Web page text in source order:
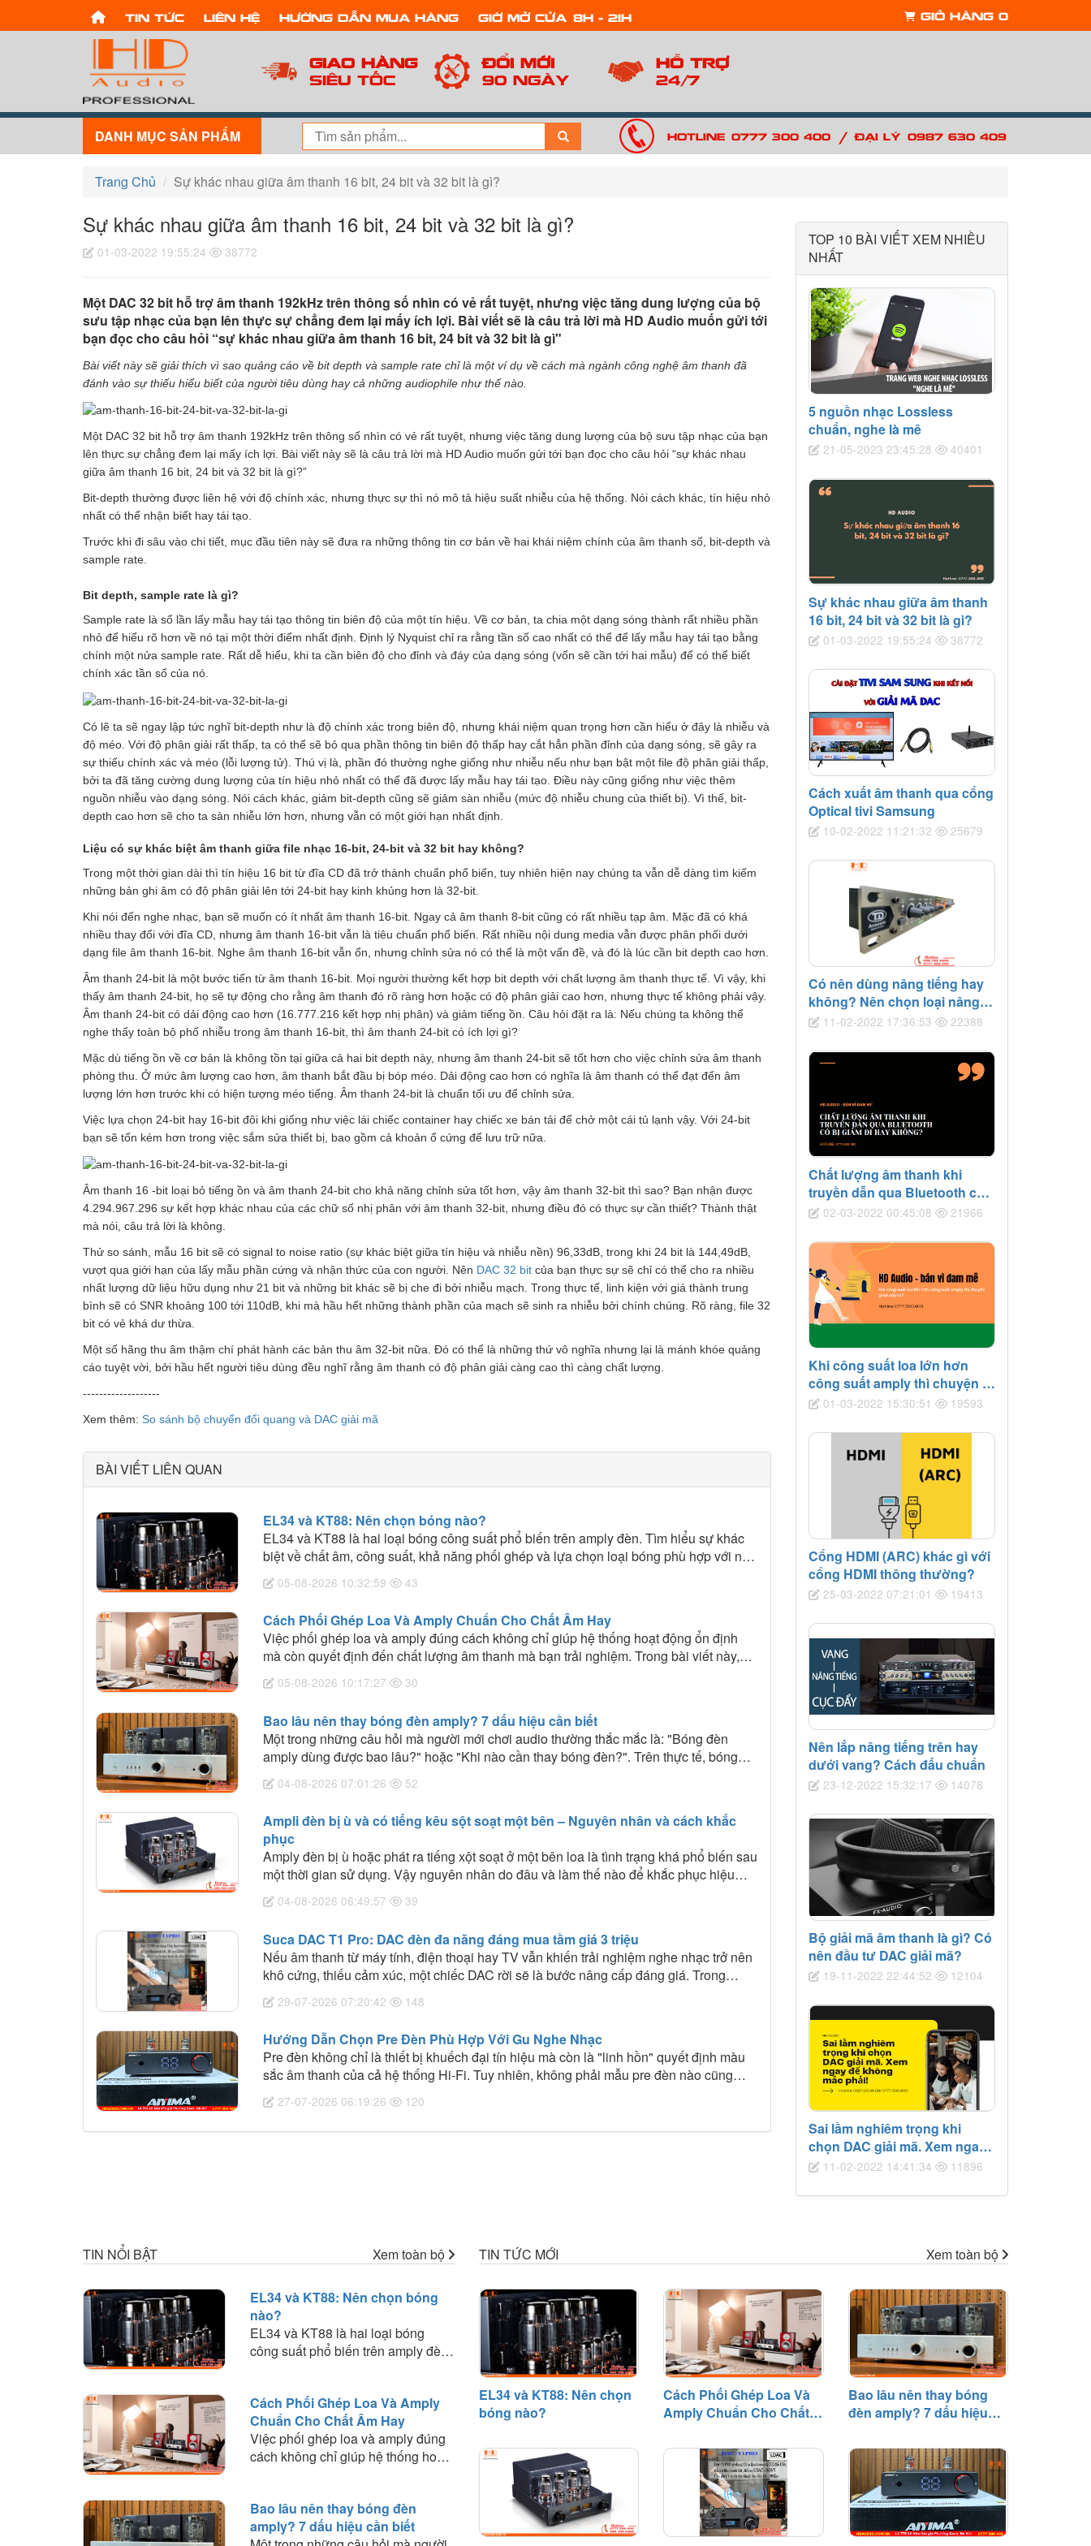
Tin tức Liên hệ Hướng dẫn mua hàng Giờ mở cửa: 8h - 21h Giỏ hàng 0
Giao hàng
Siêu tốc
Đổi mới
90 ngày
Hỗ trợ
24/7
DANH MỤC SẢN PHẨM Hotline: 0777 300 400 / Đại lý: 0987 630 409
Trang Chủ Sự khác nhau giữa âm thanh 16 bit, 24 bit và 32 bit là gì?
Sự khác nhau giữa âm thanh 16 bit, 24 bit và 32 bit là gì?
01-03-2022 19:55:24 38772
Một DAC 32 bit hỗ trợ âm thanh 192kHz trên thông số nhìn có vẻ rất tuyệt, nhưng việc tăng dung lượng của bộ
sưu tập nhạc của bạn lên thực sự chẳng đem lại mấy ích lợi. Bài viết sẽ là câu trả lời mà HD Audio muốn gửi tới
bạn đọc cho câu hỏi “sự khác nhau giữa âm thanh 16 bit, 24 bit và 32 bit là gì"
Bài viết này sẽ giải thích vì sao quảng cáo về bit depth và sample rate chỉ là một ví dụ về cách mà ngành công nghệ âm thanh đã
đánh vào sự thiếu hiểu biết của người tiêu dùng hay cả những audiophile như thế nào.
Một DAC 32 bit hỗ trợ âm thanh 192kHz trên thông số nhìn có vẻ rất tuyệt, nhưng việc tăng dung lượng của bộ sưu tập nhạc của bạn
lên thực sự chẳng đem lại mấy ích lợi. Bài viết này sẽ là câu trả lời mà HD Audio muốn gửi tới bạn đọc cho câu hỏi “sự khác nhau
giữa âm thanh 16 bit, 24 bit và 32 bit là gì?”
Bit-depth thường được liên hệ với độ chính xác, nhưng thực sự thì nó mô tả hiệu suất nhiễu của hệ thống. Nói cách khác, tín hiệu nhỏ
nhất có thể nhận biết hay tái tạo.
Trước khi đi sâu vào chi tiết, mục đầu tiên này sẽ đưa ra những thông tin cơ bản về hai khái niệm chính của âm thanh số, bit-depth và
sample rate.
Bit depth, sample rate là gì?
Sample rate là số lần lấy mẫu hay tái tạo thông tin biên độ của một tín hiệu. Về cơ bản, ta chia một dạng sóng thành rất nhiều phần
nhỏ để hiểu rõ hơn về nó tại một thời điểm nhất định. Định lý Nyquist chỉ ra rằng tần số cao nhất có thể để lấy mẫu hay tái tạo bằng
chính một nửa sample rate. Rất dễ hiểu, khi ta cần biên độ cho đỉnh và đáy của dạng sóng (vốn sẽ cần tới hai mẫu) để có thể biết
chính xác tần số của nó.
Có lẽ ta sẽ ngay lập tức nghĩ bit-depth như là độ chính xác trong biên độ, nhưng khái niệm quan trọng hơn cần hiểu ở đây là nhiễu và
độ méo. Với độ phân giải rất thấp, ta có thể sẽ bỏ qua phần thông tin biên độ thấp hay cắt hẳn phần đỉnh của dạng sóng, sẽ gây ra
sự thiếu chính xác và méo (lỗi lượng tử). Thú vị là, phần đó thường nghe giống như nhiễu nếu như bạn bật một file độ phân giải thấp,
bởi ta đã tăng cường dung lượng của tín hiệu nhỏ nhất có thể đã được lấy mẫu hay tái tạo. Điều này cũng giống như việc thêm
nguồn nhiễu vào dạng sóng. Nói cách khác, giảm bit-depth cũng sẽ giảm sàn nhiễu (mức độ nhiễu chung của thiết bị). Vì thế, bit-
depth cao hơn sẽ cho ta sàn nhiễu lớn hơn, nhưng vẫn có một giới hạn nhất định.
Liệu có sự khác biệt âm thanh giữa file nhạc 16-bit, 24-bit và 32 bit hay không?
Trong một thời gian dài thì tín hiệu 16 bit từ đĩa CD đã trở thành chuẩn phổ biến, tuy nhiên hiện nay chúng ta vẫn dễ dàng tìm kiếm
những bản ghi âm có độ phân giải lên tới 24-bit hay kinh khủng hơn là 32-bit.
Khi nói đến nghe nhạc, bạn sẽ muốn có ít nhất âm thanh 16-bit. Ngay cả âm thanh 8-bit cũng có rất nhiều tạp âm. Mặc đã có khá
nhiều thay đổi với đĩa CD, nhưng âm thanh 16-bit vẫn là tiêu chuẩn phổ biến. Rất nhiều nội dung media vẫn được phân phối dưới
dạng file âm thanh 16-bit. Nghe âm thanh 16-bit vẫn ổn, nhưng chỉnh sửa nó có thể là một vấn đề, và đó là lúc cần bit depth cao hơn.
Âm thanh 24-bit là một bước tiến từ âm thanh 16-bit. Mọi người thường kết hợp bit depth với chất lượng âm thanh thực tế. Vì vậy, khi
thấy âm thanh 24-bit, họ sẽ tự động cho rằng âm thanh đó rõ ràng hơn hoặc có độ phân giải cao hơn, nhưng thực tế không phải vậy.
Âm thanh 24-bit có dải động cao hơn (16.777.216 kết hợp nhị phân) và giảm tiếng ồn. Câu hỏi đặt ra là: Nếu chúng ta không thể
nghe thấy toàn bộ phổ nhiễu trong âm thanh 16-bit, thì âm thanh 24-bit có ích lợi gì?
Mặc dù tiếng ồn về cơ bản là không tồn tại giữa cả hai bit depth này, nhưng âm thanh 24-bit sẽ tốt hơn cho việc chỉnh sửa âm thanh
phòng thu. Ở mức âm lượng cao hơn, âm thanh bắt đầu bị bóp méo. Dải động cao hơn có nghĩa là âm thanh có thể đạt đến âm
lượng lớn hơn trước khi có hiện tượng méo tiếng. Âm thanh 24-bit là chuẩn tối ưu để chỉnh sửa.
Việc lựa chọn 24-bit hay 16-bit đôi khi giống như việc lái chiếc container hay chiếc xe bán tải để chở một cái tủ lạnh vậy. Với 24-bit
bạn sẽ tốn kém hơn trong việc sắm sửa thiết bị, bao gồm cả khoản ổ cứng để lưu trữ nữa.
Âm thanh 16 -bit loại bỏ tiếng ồn và âm thanh 24-bit cho khả năng chỉnh sửa tốt hơn, vậy âm thanh 32-bit thì sao? Bạn nhận được
4.294.967.296 sự kết hợp khác nhau của các chữ số nhị phân với âm thanh 32-bit, nhưng điều đó có thực sự cần thiết? Thành thật
mà nói, câu trả lời là không.
Thử so sánh, mẫu 16 bit sẽ có signal to noise ratio (sự khác biệt giữa tín hiệu và nhiễu nền) 96,33dB, trong khi 24 bit là 144,49dB,
vượt qua giới hạn của lấy mẫu phần cứng và nhận thức của con người. Nên DAC 32 bit của bạn thực sự sẽ chỉ có thể cho ra nhiều
nhất lượng dữ liệu hữu dụng như 21 bit và những bit khác sẽ bị che đi bởi nhiễu mạch. Trong thực tế, linh kiện với giá thành trung
bình sẽ có SNR khoảng 100 tới 110dB, khi mà hầu hết những thành phần của mạch sẽ sinh ra nhiễu bởi chính chúng. Rõ ràng, file 32
bit có vẻ khá dư thừa.
Một số hãng thu âm thậm chí phát hành các bản thu âm 32-bit nữa. Đó có thể là những thứ vô nghĩa nhưng lại là mánh khóe quảng
cáo tuyệt vời, bởi hầu hết người tiêu dùng đều nghĩ rằng âm thanh có độ phân giải càng cao thì càng chất lượng.
-------------------
Xem thêm: So sánh bộ chuyển đổi quang và DAC giải mã
BÀI VIẾT LIÊN QUAN
EL34 và KT88: Nên chọn bóng nào?
EL34 và KT88 là hai loại bóng công suất phổ biến trên amply đèn. Tìm hiểu sự khác
biệt về chất âm, công suất, khả năng phối ghép và lựa chọn loại bóng phù hợp với nhu
cầu nghe nhạc.
05-08-2026 10:32:59 43
Cách Phối Ghép Loa Và Amply Chuẩn Cho Chất Âm Hay
Việc phối ghép loa và amply đúng cách không chỉ giúp hệ thống hoạt động ổn định
mà còn quyết định đến chất lượng âm thanh mà bạn trải nghiệm. Trong bài viết này,
HD Audio sẽ chia sẻ những nguyên tắc quan trọng và kinh nghiệm thực tế giúp bạn
lựa chọn amply phù hợp với loa để khai thác tối đa hiệu suất của dàn âm thanh.
05-08-2026 10:17:27 30
Bao lâu nên thay bóng đèn amply? 7 dấu hiệu cần biết
Một trong những câu hỏi mà người mới chơi audio thường thắc mắc là: "Bóng đèn
amply dùng được bao lâu?" hoặc "Khi nào cần thay bóng đèn?". Trên thực tế, bóng
đèn điện tử là linh kiện có tuổi thọ nhất định và sẽ dần suy giảm hiệu suất sau một thời
gian hoạt động.
04-08-2026 07:01:26 52
Ampli đèn bị ù và có tiếng kêu sột soạt một bên – Nguyên nhân và cách khắc
phục
Amply đèn bị ù hoặc phát ra tiếng xột soạt ở một bên loa là tình trạng khá phổ biến sau
một thời gian sử dụng. Vậy nguyên nhân do đâu và làm thế nào để khắc phục hiệu
quả? Cùng tìm hiểu những dấu hiệu nhận biết, nguyên nhân và cách xử lý trong bài
viết dưới đây.
04-08-2026 06:49:57 39
Suca DAC T1 Pro: DAC đèn đa năng đáng mua tầm giá 3 triệu
Nếu âm thanh từ máy tính, điện thoại hay TV vẫn khiến trải nghiệm nghe nhạc trở nên
khô cứng, thiếu cảm xúc, một chiếc DAC rời sẽ là bước nâng cấp đáng giá. Trong
phân khúc hơn 3 triệu đồng, Suca DAC T1 Pro nổi bật khi kết hợp DAC Hi-Res, pre-
amp đèn, Bluetooth LDAC và ampli tai nghe trong cùng một thiết bị nhỏ gọn.
29-07-2026 07:20:42 148
Hướng Dẫn Chọn Pre Đèn Phù Hợp Với Gu Nghe Nhạc
Pre đèn không chỉ là thiết bị khuếch đại tín hiệu mà còn là "linh hồn" quyết định màu
sắc âm thanh của cả hệ thống Hi-Fi. Tuy nhiên, không phải mẫu pre đèn nào cũng
mang chất âm giống nhau. Bài viết dưới đây sẽ giúp lựa chọn pre đèn phù hợp với gu
nghe nhạc và hệ thống đang sở hữu.
27-07-2026 06:19:26 120
TOP 10 BÀI VIẾT XEM NHIỀU
NHẤT
5 nguồn nhạc Lossless
chuẩn, nghe là mê
21-05-2023 23:45:28 40401
Sự khác nhau giữa âm thanh
16 bit, 24 bit và 32 bit là gì?
01-03-2022 19:55:24 38772
Cách xuất âm thanh qua cổng
Optical tivi Samsung
10-02-2022 11:21:32 25679
Có nên dùng nâng tiếng hay
không? Nên chọn loại nâng
tiếng nào tốt?
11-02-2022 17:36:53 22388
Chất lượng âm thanh khi
truyền dẫn qua Bluetooth có
bị giảm đi hay không?
02-03-2022 00:45:08 21966
Khi công suất loa lớn hơn
công suất amply thì chuyện gì
sẽ xảy ra?
01-03-2022 15:30:51 19593
Cổng HDMI (ARC) khác gì với
cổng HDMI thông thường?
25-03-2022 07:21:01 19413
Nên lắp nâng tiếng trên hay
dưới vang? Cách đấu chuẩn
23-12-2022 15:32:17 14078
Bộ giải mã âm thanh là gì? Có
nên đầu tư DAC giải mã?
19-11-2022 22:44:52 12104
Sai lầm nghiêm trọng khi
chọn DAC giải mã. Xem ngay
để không mắc phải!
11-02-2022 14:41:34 11896
TIN NỔI BẬT Xem toàn bộ
EL34 và KT88: Nên chọn bóng
nào?
EL34 và KT88 là hai loại bóng
công suất phổ biến trên amply đèn.
lựa chọn loại bóng phù hợp với nhu
cầu nghe nhạc.
Cách Phối Ghép Loa Và Amply
Chuẩn Cho Chất Âm Hay
Việc phối ghép loa và amply đúng
cách không chỉ giúp hệ thống hoạt
trải nghiệm. Trong bài viết này, HD
Audio sẽ chia sẻ những nguyên tắc
Bao lâu nên thay bóng đèn
amply? 7 dấu hiệu cần biết
TIN TỨC MỚI Xem toàn bộ
EL34 và KT88: Nên chọn
bóng nào?
Cách Phối Ghép Loa Và
Amply Chuẩn Cho Chất
Bao lâu nên thay bóng
đèn amply? 7 dấu hiệu